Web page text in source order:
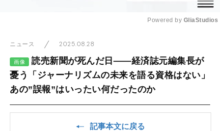
Powered by GliaStudios
ニュース 2025.08.28
画像
読売新聞が死んだ日――経済誌元編集長が
憂う「ジャーナリズムの未来を語る資格はない」
あの”誤報”はいったい何だったのか
記事本文に戻る